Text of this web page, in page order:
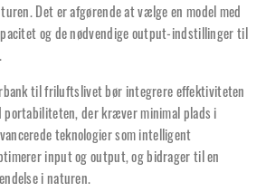
Det er afgørende at vælge en model med
og de nødvendige output-indstillinger til
til friluftslivet bør integrere effektiviteten
portabiliteten, der kræver minimal plads i
teknologier som intelligent
input og output, og bidrager til en
i naturen.